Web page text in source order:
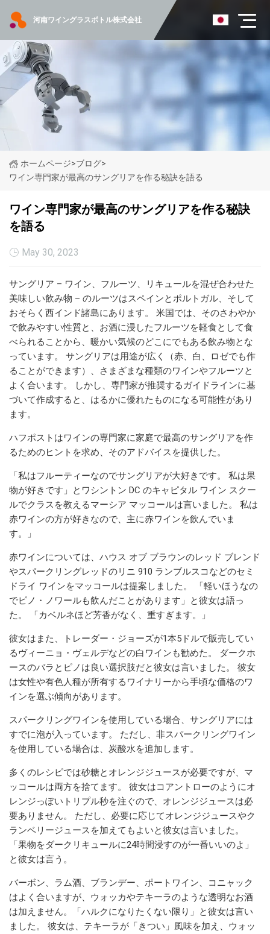
河南ワイングラスボトル株式会社
ホームページ>ブログ>
ワイン専門家が最高のサングリアを作る秘訣を語る
ワイン専門家が最高のサングリアを作る秘訣
を語る
May 30, 2023
サングリア – ワイン、フルーツ、リキュールを混ぜ合わせた
美味しい飲み物 – のルーツはスペインとポルトガル、そして
おそらく西インド諸島にあります。 米国では、そのさわやか
で飲みやすい性質と、お酒に浸したフルーツを軽食として食
べられることから、暖かい気候のどこにでもある飲み物とな
っています。 サングリアは用途が広く（赤、白、ロゼでも作
ることができます）、さまざまな種類のワインやフルーツと
よく合います。 しかし、専門家が推奨するガイドラインに基
づいて作成すると、はるかに優れたものになる可能性があり
ます。
ハフポストはワインの専門家に家庭で最高のサングリアを作
るためのヒントを求め、そのアドバイスを提供した。
「私はフルーティーなのでサングリアが大好きです。 私は果
物が好きです」とワシントン DC のキャピタル ワイン スクー
ルでクラスを教えるマーシア マッコールは言いました。 私は
赤ワインの方が好きなので、主に赤ワインを飲んでいま
す。」
赤ワインについては、ハウス オブ ブラウンのレッド ブレンド
やスパークリングレッドのリニ 910 ランブルスコなどのセミ
ドライ ワインをマッコールは提案しました。 「軽いほうなの
でピノ・ノワールも飲んだことがあります」と彼女は語っ
た。 「カベルネほど芳香がなく、重すぎます。」
彼女はまた、トレーダー・ジョーズが1本5ドルで販売してい
るヴィーニョ・ヴェルデなどの白ワインも勧めた。 ダークホ
ースのバラとピノは良い選択肢だと彼女は言いました。 彼女
は女性や有色人種が所有するワイナリーから手頃な価格のワ
インを選ぶ傾向があります。
スパークリングワインを使用している場合、サングリアには
すでに泡が入っています。 ただし、非スパークリングワイン
を使用している場合は、炭酸水を追加します。
多くのレシピでは砂糖とオレンジジュースが必要ですが、マ
ッコールは両方を捨てます。 彼女はコアントローのようにオ
レンジっぽいトリプル秒を注ぐので、オレンジジュースは必
要ありません。 ただし、必要に応じてオレンジジュースやク
ランベリージュースを加えてもよいと彼女は言いました。
「果物をダークリキュールに24時間浸すのが一番いいのよ」
と彼女は言う。
バーボン、ラム酒、ブランデー、ポートワイン、コニャック
はよく合いますが、ウォッカやテキーラのような透明なお酒
は加えません。「ハルクになりたくない限り」と彼女は言い
ました。 彼女は、テキーラが「きつい」風味を加え、ウォッ